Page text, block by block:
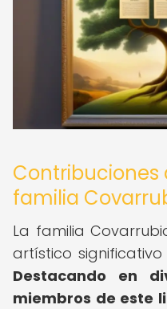
Contribuciones
familia
La familia
artístico
Destacando en
miembros de este